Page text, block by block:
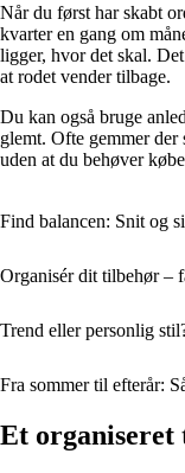
Når du først har skabt
kvarter en gang om
ligger, hvor det skal.
at rodet vender tilbage.
Du kan også bruge
glemt. Ofte gemmer
uden at du behøver
Find balancen: Snit og
Organisér dit tilbehør –
Trend eller personlig
Fra sommer til efterår:
Et organiseret